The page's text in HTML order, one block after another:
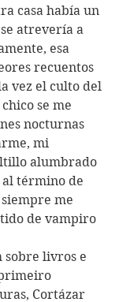
casa había un
atrevería a
esa
recuentos
vez el culto del
se me
nocturnas
mi
alumbrado
al término de
me
de vampiro
sobre livros e
Cortázar